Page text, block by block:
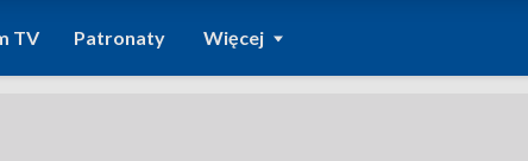
TV Patronaty Więcej